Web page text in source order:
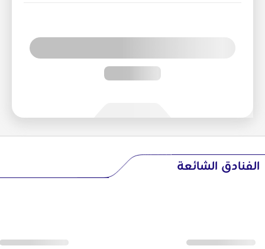
الفنادق الشائعة